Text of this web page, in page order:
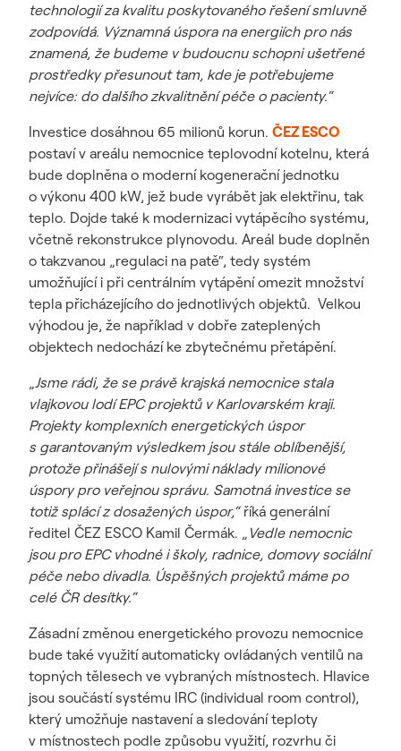
technologií za kvalitu poskytovaného řešení smluvně
zodpovídá. Významná úspora na energiích pro nás
znamená, že budeme v budoucnu schopni ušetřené
prostředky přesunout tam, kde je potřebujeme
nejvíce: do dalšího zkvalitnění péče o pacienty.“
Investice dosáhnou 65 milionů korun. ČEZ ESCO
postaví v areálu nemocnice teplovodní kotelnu, která
bude doplněna o moderní kogenerační jednotku
o výkonu 400 kW, jež bude vyrábět jak elektřinu, tak
teplo. Dojde také k modernizaci vytápěcího systému,
včetně rekonstrukce plynovodu. Areál bude doplněn
o takzvanou „regulaci na patě“, tedy systém
umožňující i při centrálním vytápění omezit množství
tepla přicházejícího do jednotlivých objektů. Velkou
výhodou je, že například v dobře zateplených
objektech nedochází ke zbytečnému přetápění.
„Jsme rádi, že se právě krajská nemocnice stala
vlajkovou lodí EPC projektů v Karlovarském kraji.
Projekty komplexních energetických úspor
s garantovaným výsledkem jsou stále oblíbenější,
protože přinášejí s nulovými náklady milionové
úspory pro veřejnou správu. Samotná investice se
totiž splácí z dosažených úspor,“říká generální
ředitel ČEZ ESCO Kamil Čermák. „ Vedle nemocnic
jsou pro EPC vhodné i školy, radnice, domovy sociální
péče nebo divadla. Úspěšných projektů máme po
celé ČR desítky.“
Zásadní změnou energetického provozu nemocnice
bude také využití automaticky ovládaných ventilů na
topných tělesech ve vybraných místnostech. Hlavice
jsou součástí systému IRC (individual room control),
který umožňuje nastavení a sledování teploty
v místnostech podle způsobu využití, rozvrhu či